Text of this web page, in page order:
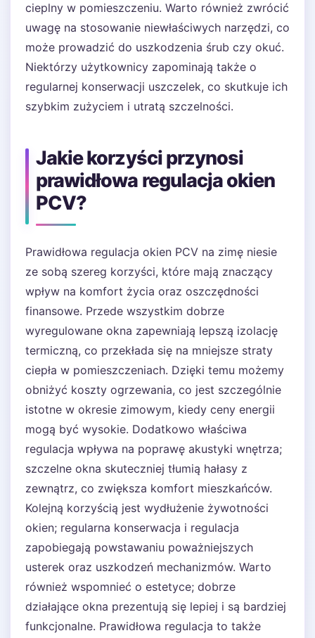
cieplny w pomieszczeniu. Warto również zwrócić
uwagę na stosowanie niewłaściwych narzędzi, co
może prowadzić do uszkodzenia śrub czy okuć.
Niektórzy użytkownicy zapominają także o
regularnej konserwacji uszczelek, co skutkuje ich
szybkim zużyciem i utratą szczelności.
Jakie korzyści przynosi
prawidłowa regulacja okien
PCV?
Prawidłowa regulacja okien PCV na zimę niesie
ze sobą szereg korzyści, które mają znaczący
wpływ na komfort życia oraz oszczędności
finansowe. Przede wszystkim dobrze
wyregulowane okna zapewniają lepszą izolację
termiczną, co przekłada się na mniejsze straty
ciepła w pomieszczeniach. Dzięki temu możemy
obniżyć koszty ogrzewania, co jest szczególnie
istotne w okresie zimowym, kiedy ceny energii
mogą być wysokie. Dodatkowo właściwa
regulacja wpływa na poprawę akustyki wnętrza;
szczelne okna skuteczniej tłumią hałasy z
zewnątrz, co zwiększa komfort mieszkańców.
Kolejną korzyścią jest wydłużenie żywotności
okien; regularna konserwacja i regulacja
zapobiegają powstawaniu poważniejszych
usterek oraz uszkodzeń mechanizmów. Warto
również wspomnieć o estetyce; dobrze
działające okna prezentują się lepiej i są bardziej
funkcjonalne. Prawidłowa regulacja to także